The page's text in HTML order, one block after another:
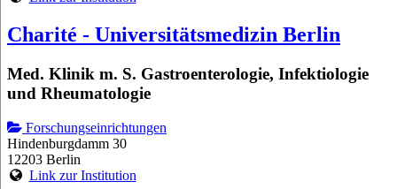
Charité - Universitätsmedizin Berlin
Med. Klinik m. S. Gastroenterologie, Infektiologie
und Rheumatologie
Forschungseinrichtungen
Hindenburgdamm 30
12203 Berlin
Link zur Institution